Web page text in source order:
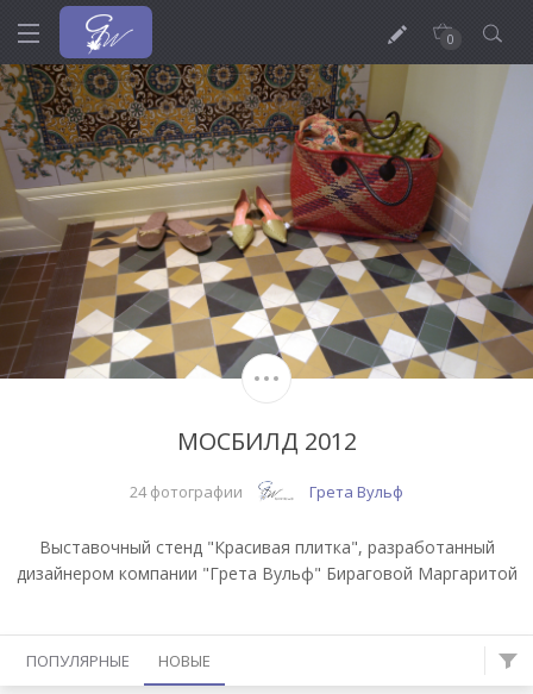
0
МОСБИЛД 2012
24 фотографии Грета Вульф
Выставочный стенд "Красивая плитка", разработанный
дизайнером компании "Грета Вульф" Бираговой Маргаритой
ПОПУЛЯРНЫЕ НОВЫЕ